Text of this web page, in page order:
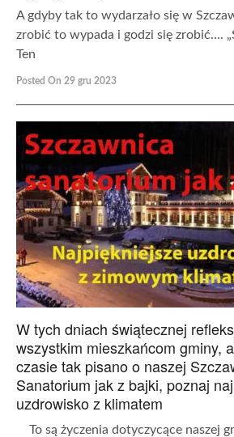
A gdyby tak to wydarzało się w
zrobić to wypada i godzi się zrobić….
Ten
Posted On 29 gru 2023
W tych dniach świątecznej
wszystkim mieszkańcom gminy,
czasie tak pisano o naszej
Sanatorium jak z bajki, poznaj
uzdrowisko z klimatem
To są życzenia dotyczycące naszej